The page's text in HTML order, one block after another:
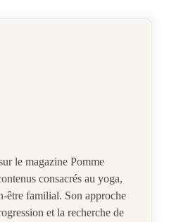
le magazine Pomme
consacrés au yoga,
être familial. Son approche
et la recherche de